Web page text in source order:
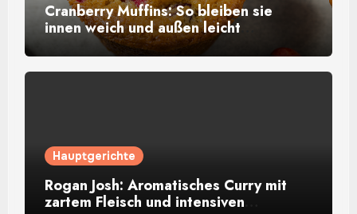
Cranberry Muffins: So bleiben sie
innen weich und außen leicht
goldbraun
Hauptgerichte
Rogan Josh: Aromatisches Curry mit
zartem Fleisch und intensiven